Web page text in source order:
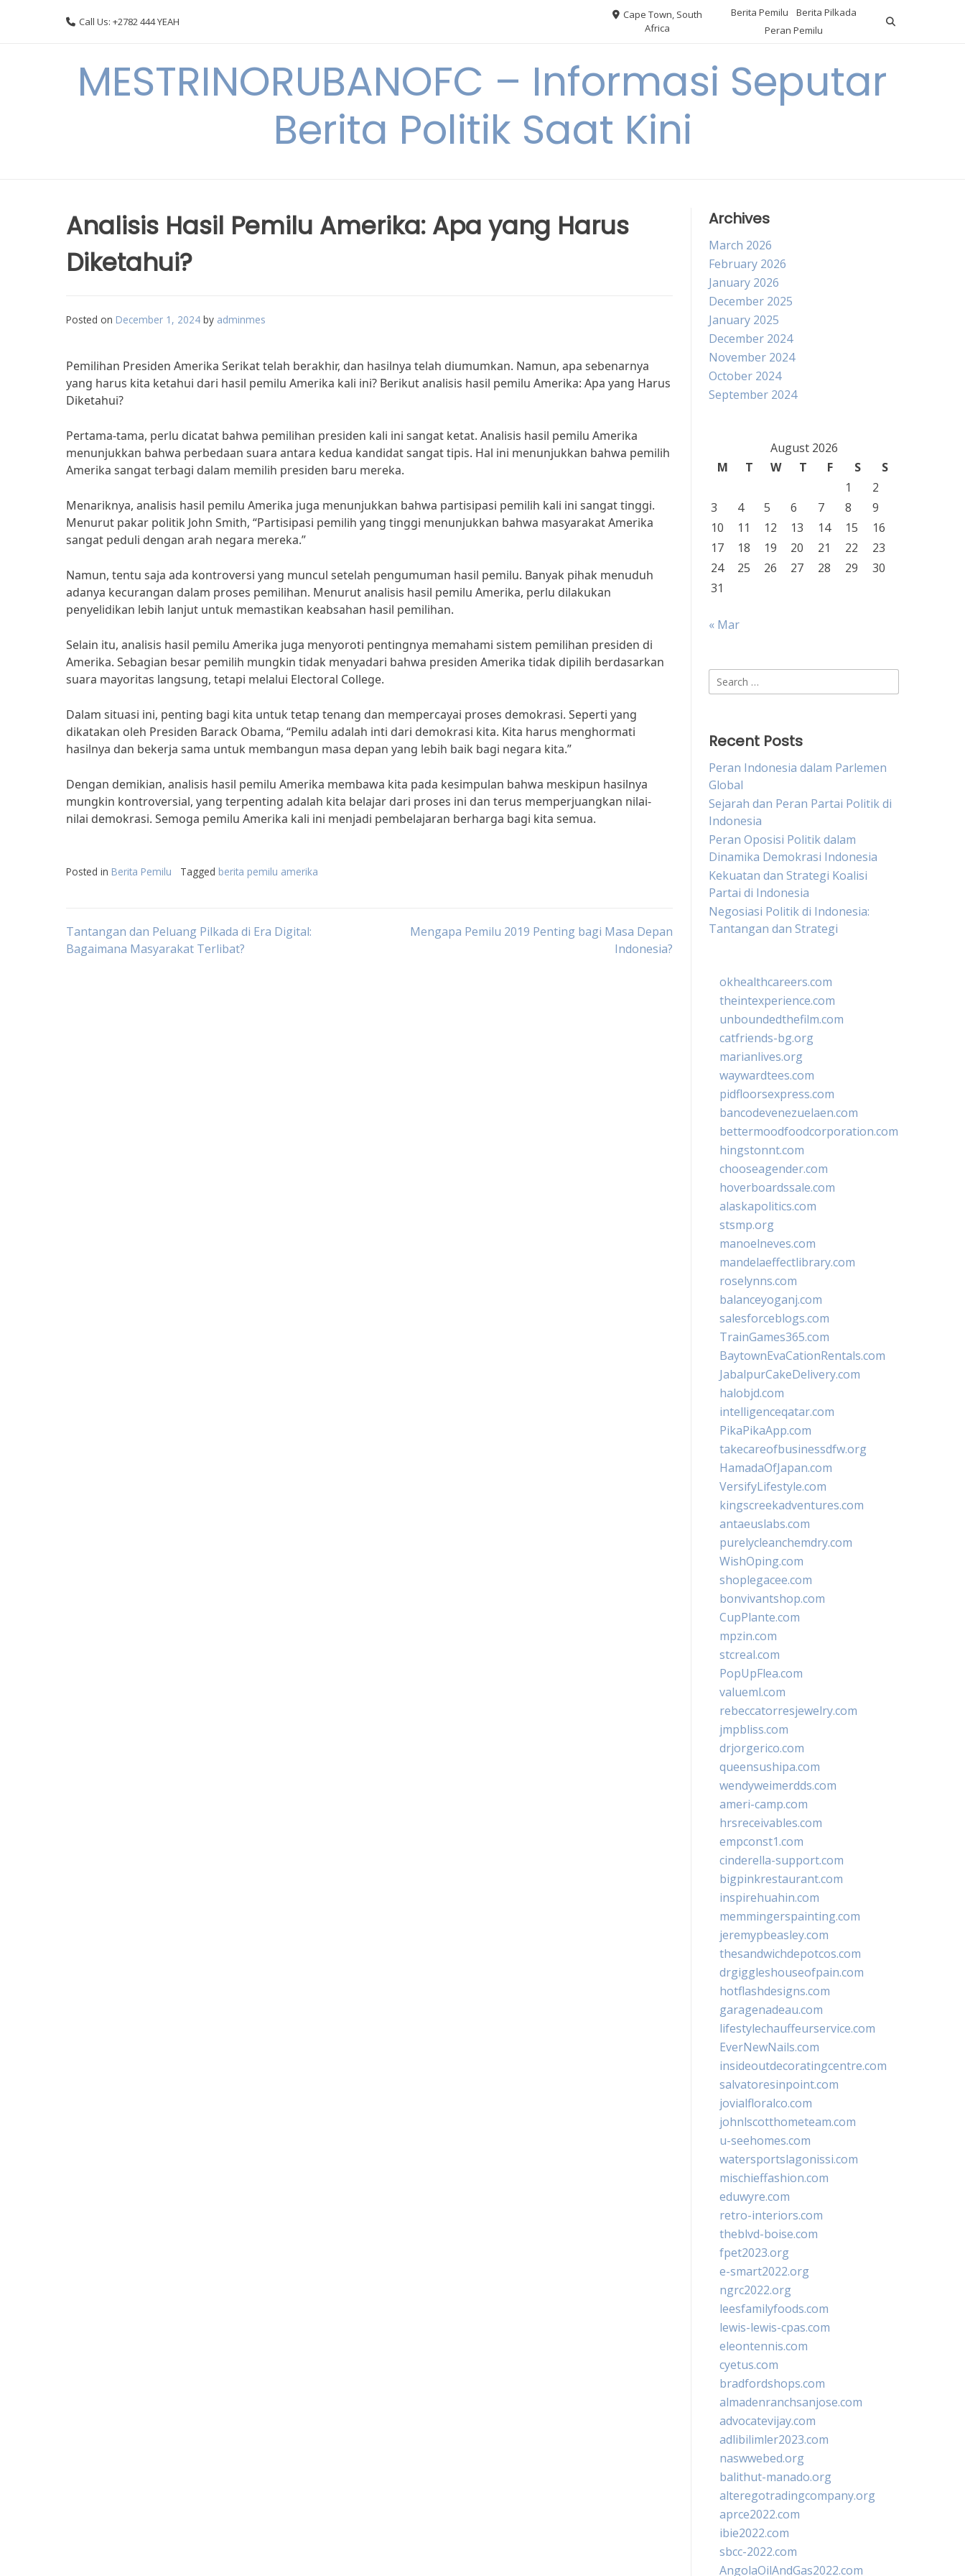
Call Us: +2782 444 YEAH
Cape Town, South
Africa
Berita Pemilu
Berita Pilkada
Peran Pemilu
MESTRINORUBANOFC – Informasi Seputar
Berita Politik Saat Kini
Analisis Hasil Pemilu Amerika: Apa yang Harus
Diketahui?
Posted on December 1, 2024 by adminmes
Pemilihan Presiden Amerika Serikat telah berakhir, dan hasilnya telah diumumkan. Namun, apa sebenarnya
yang harus kita ketahui dari hasil pemilu Amerika kali ini? Berikut analisis hasil pemilu Amerika: Apa yang Harus
Diketahui?
Pertama-tama, perlu dicatat bahwa pemilihan presiden kali ini sangat ketat. Analisis hasil pemilu Amerika
menunjukkan bahwa perbedaan suara antara kedua kandidat sangat tipis. Hal ini menunjukkan bahwa pemilih
Amerika sangat terbagi dalam memilih presiden baru mereka.
Menariknya, analisis hasil pemilu Amerika juga menunjukkan bahwa partisipasi pemilih kali ini sangat tinggi.
Menurut pakar politik John Smith, “Partisipasi pemilih yang tinggi menunjukkan bahwa masyarakat Amerika
sangat peduli dengan arah negara mereka.”
Namun, tentu saja ada kontroversi yang muncul setelah pengumuman hasil pemilu. Banyak pihak menuduh
adanya kecurangan dalam proses pemilihan. Menurut analisis hasil pemilu Amerika, perlu dilakukan
penyelidikan lebih lanjut untuk memastikan keabsahan hasil pemilihan.
Selain itu, analisis hasil pemilu Amerika juga menyoroti pentingnya memahami sistem pemilihan presiden di
Amerika. Sebagian besar pemilih mungkin tidak menyadari bahwa presiden Amerika tidak dipilih berdasarkan
suara mayoritas langsung, tetapi melalui Electoral College.
Dalam situasi ini, penting bagi kita untuk tetap tenang dan mempercayai proses demokrasi. Seperti yang
dikatakan oleh Presiden Barack Obama, “Pemilu adalah inti dari demokrasi kita. Kita harus menghormati
hasilnya dan bekerja sama untuk membangun masa depan yang lebih baik bagi negara kita.”
Dengan demikian, analisis hasil pemilu Amerika membawa kita pada kesimpulan bahwa meskipun hasilnya
mungkin kontroversial, yang terpenting adalah kita belajar dari proses ini dan terus memperjuangkan nilai-
nilai demokrasi. Semoga pemilu Amerika kali ini menjadi pembelajaran berharga bagi kita semua.
Posted in Berita Pemilu Tagged berita pemilu amerika
Post
Tantangan dan Peluang Pilkada di Era Digital:
Bagaimana Masyarakat Terlibat?
Mengapa Pemilu 2019 Penting bagi Masa Depan
Indonesia?
Archives
March 2026
February 2026
January 2026
December 2025
January 2025
December 2024
November 2024
October 2024
September 2024
August 2026
M
T W T F S
S
1
2
3
4 5 6 7 8
9
10
11 12 13 14 15
16
17
18 19 20 21 22
23
24
25 26 27 28 29
30
31
« Mar
Search
for:
Recent Posts
Peran Indonesia dalam Parlemen
Global
Sejarah dan Peran Partai Politik di
Indonesia
Peran Oposisi Politik dalam
Dinamika Demokrasi Indonesia
Kekuatan dan Strategi Koalisi
Partai di Indonesia
Negosiasi Politik di Indonesia:
Tantangan dan Strategi
okhealthcareers.com
theintexperience.com
unboundedthefilm.com
catfriends-bg.org
marianlives.org
waywardtees.com
pidfloorsexpress.com
bancodevenezuelaen.com
bettermoodfoodcorporation.com
hingstonnt.com
chooseagender.com
hoverboardssale.com
alaskapolitics.com
stsmp.org
manoelneves.com
mandelaeffectlibrary.com
roselynns.com
balanceyoganj.com
salesforceblogs.com
TrainGames365.com
BaytownEvaCationRentals.com
JabalpurCakeDelivery.com
halobjd.com
intelligenceqatar.com
PikaPikaApp.com
takecareofbusinessdfw.org
HamadaOfJapan.com
VersifyLifestyle.com
kingscreekadventures.com
antaeuslabs.com
purelycleanchemdry.com
WishOping.com
shoplegacee.com
bonvivantshop.com
CupPlante.com
mpzin.com
stcreal.com
PopUpFlea.com
valueml.com
rebeccatorresjewelry.com
jmpbliss.com
drjorgerico.com
queensushipa.com
wendyweimerdds.com
ameri-camp.com
hrsreceivables.com
empconst1.com
cinderella-support.com
bigpinkrestaurant.com
inspirehuahin.com
memmingerspainting.com
jeremypbeasley.com
thesandwichdepotcos.com
drgiggleshouseofpain.com
hotflashdesigns.com
garagenadeau.com
lifestylechauffeurservice.com
EverNewNails.com
insideoutdecoratingcentre.com
salvatoresinpoint.com
jovialfloralco.com
johnlscotthometeam.com
u-seehomes.com
watersportslagonissi.com
mischieffashion.com
eduwyre.com
retro-interiors.com
theblvd-boise.com
fpet2023.org
e-smart2022.org
ngrc2022.org
leesfamilyfoods.com
lewis-lewis-cpas.com
eleontennis.com
cyetus.com
bradfordshops.com
almadenranchsanjose.com
advocatevijay.com
adlibilimler2023.com
naswwebed.org
balithut-manado.org
alteregotradingcompany.org
aprce2022.com
ibie2022.com
sbcc-2022.com
AngolaOilAndGas2022.com